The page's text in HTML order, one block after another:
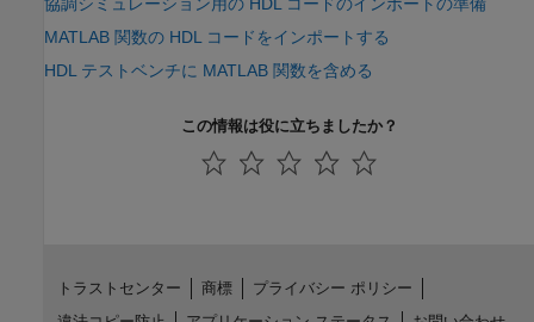
MATLAB 関数の HDL コードをインポートする
HDL テストベンチに MATLAB 関数を含める
この情報は役に立ちましたか？
トラストセンター 商標
プライバシー ポリシー